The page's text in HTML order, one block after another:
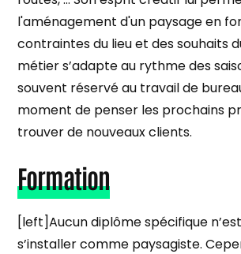
l'aménagement d'un paysage en
contraintes du lieu et des souhaits
métier s’adapte au rythme des
souvent réservé au travail de
moment de penser les prochains
trouver de nouveaux clients.
Formation
[left]Aucun diplôme spécifique
s’installer comme paysagiste.